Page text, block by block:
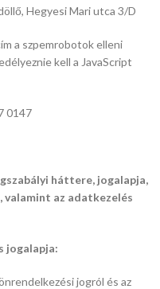
Hegyesi Mari utca 3/D
a szpemrobotok elleni
kell a JavaScript
0147
háttere, jogalapja,
valamint az adatkezelés
jogalapja:
jogról és az